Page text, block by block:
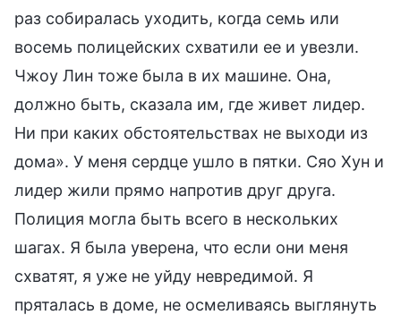
раз собиралась уходить, когда семь или
восемь полицейских схватили ее и увезли.
Чжоу Лин тоже была в их машине. Она,
должно быть, сказала им, где живет лидер.
Ни при каких обстоятельствах не выходи из
дома». У меня сердце ушло в пятки. Сяо Хун и
лидер жили прямо напротив друг друга.
Полиция могла быть всего в нескольких
шагах. Я была уверена, что если они меня
схватят, я уже не уйду невредимой. Я
пряталась в доме, не осмеливаясь выглянуть